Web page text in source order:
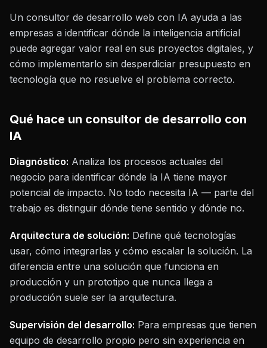
Un consultor de desarrollo web con IA ayuda a las
empresas a identificar dónde la inteligencia artificial
puede agregar valor real en sus proyectos digitales, y
cómo implementarlo sin desperdiciar presupuesto en
tecnología que no resuelve el problema correcto.
Qué hace un consultor de desarrollo con
IA
Diagnóstico: Analiza los procesos actuales del
negocio para identificar dónde la IA tiene mayor
potencial de impacto. No todo necesita IA — parte del
trabajo es distinguir dónde tiene sentido y dónde no.
Arquitectura de solución: Define qué tecnologías
usar, cómo integrarlas y cómo escalar la solución. La
diferencia entre una solución que funciona en
producción y un prototipo que nunca llega a
producción suele ser la arquitectura.
Supervisión del desarrollo: Para empresas que tienen
equipo de desarrollo propio pero sin experiencia en